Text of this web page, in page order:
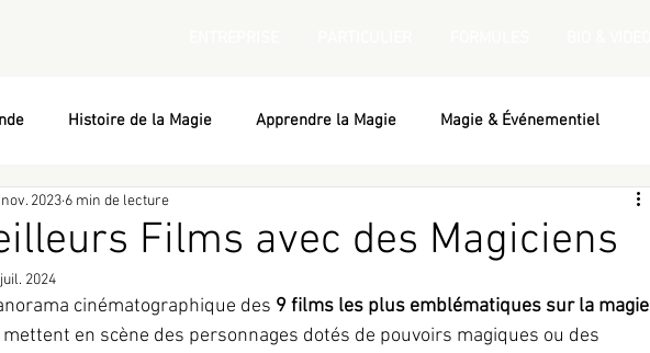
Histoire de la Magie Apprendre la Magie Magie & Événementiel
Films avec des Magiciens
2023 6 min de lecture
2024
cinématographique des 9 films les plus emblématiques sur la magie
mettent en scène des personnages dotés de pouvoirs magiques ou des